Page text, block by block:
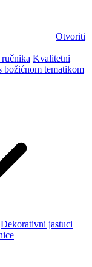
Otvoriti
Kvalitetni
božićnom tematikom
Dekorativni jastuci